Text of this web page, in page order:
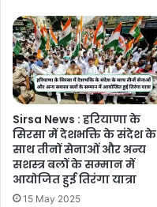
Sirsa News : हरियाणा के
सिरसा में देशभक्ति के संदेश के
साथ तीनों सेनाओं और अन्य
सशस्त्र बलों के सम्मान में
आयोजित हुई तिरंगा यात्रा
15 May 2025